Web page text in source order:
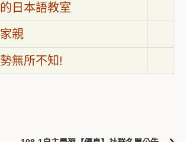
日本語教室
親
無所不知!